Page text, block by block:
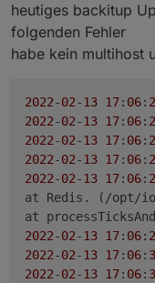
heutiges backitup
folgenden Fehler
habe kein multihost
2022-02-13 17: 06:
2022-02-13 17: 06:
2022-02-13 17: 06:
2022-02-13 17: 06:
2022-02-13 17: 06:
at Redis. (/opt/
at
2022-02-13 17: 06:
2022-02-13 17: 06:
2022-02-13 17: 06: